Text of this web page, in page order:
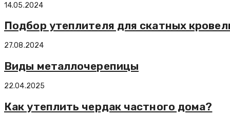
14.05.2024
Подбор утеплителя для скатных
27.08.2024
Виды металлочерепицы
22.04.2025
Как утеплить чердак частного дома?